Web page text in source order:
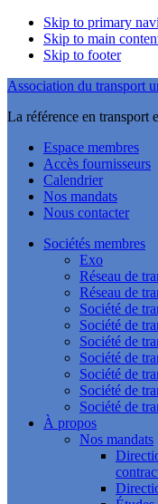
Skip to primary
Skip to main
Skip to footer
Association du transport
La référence en transport
Espace membres
Accès fournisseurs
Calendrier
Nos mandats
Nous contacter
Sociétés membres
Exo
Réseau de
Réseau de
Société de
Société de
Société de
Société de
Société de
Société de
Société de
À propos
Nos mandats